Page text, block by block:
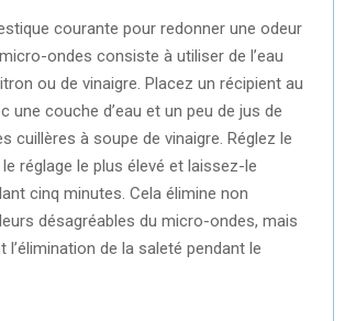
courante pour redonner une odeur
ondes consiste à utiliser de l’eau
ou de vinaigre. Placez un récipient au
une couche d’eau et un peu de jus de
cuillères à soupe de vinaigre. Réglez le
réglage le plus élevé et laissez-le
cinq minutes. Cela élimine non
désagréables du micro-ondes, mais
l’élimination de la saleté pendant le